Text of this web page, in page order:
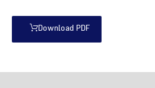
Download PDF